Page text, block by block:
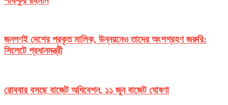
জনগণই দেশের প্রকৃত মালিক, উন্নয়নেও তাদের অংশগ্রহণ জরুরি:
সিলেটে প্রধানমন্ত্রী
রোববার বসছে বাজেট অধিবেশন, ১১ জুন বাজেট ঘোষণা